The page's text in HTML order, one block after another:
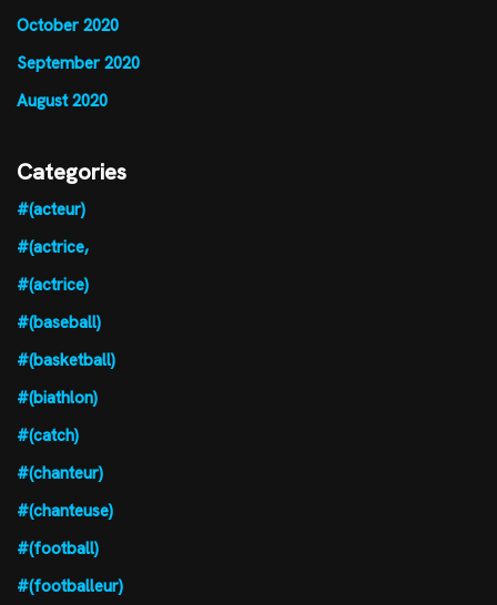
October 2020
September 2020
August 2020
Categories
#(acteur)
#(actrice,
#(actrice)
#(baseball)
#(basketball)
#(biathlon)
#(catch)
#(chanteur)
#(chanteuse)
#(football)
#(footballeur)